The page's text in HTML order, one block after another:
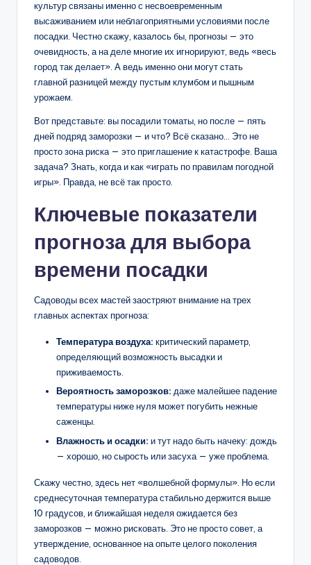
культур связаны именно с несвоевременным
высаживанием или неблагоприятными условиями после
посадки. Честно скажу, казалось бы, прогнозы — это
очевидность, а на деле многие их игнорируют, ведь «весь
город так делает». А ведь именно они могут стать
главной разницей между пустым клумбом и пышным
урожаем.
Вот представьте: вы посадили томаты, но после — пять
дней подряд заморозки — и что? Всё сказано… Это не
просто зона риска — это приглашение к катастрофе. Ваша
задача? Знать, когда и как «играть по правилам погодной
игры». Правда, не всё так просто.
Ключевые показатели
прогноза для выбора
времени посадки
Садоводы всех мастей заостряют внимание на трех
главных аспектах прогноза:
Температура воздуха: критический параметр,
определяющий возможность высадки и
приживаемость.
Вероятность заморозков: даже малейшее падение
температуры ниже нуля может погубить нежные
саженцы.
Влажность и осадки: и тут надо быть начеку: дождь
— хорошо, но сырость или засуха — уже проблема.
Скажу честно, здесь нет «волшебной формулы». Но если
среднесуточная температура стабильно держится выше
10 градусов, и ближайшая неделя ожидается без
заморозков — можно рисковать. Это не просто совет, а
утверждение, основанное на опыте целого поколения
садоводов.